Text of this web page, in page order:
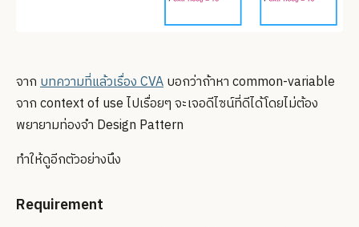
จาก บทความที่แล้วเรื่อง CVA บอกว่าถ้าหา common-variable
จาก context of use ไปเรื่อยๆ จะเจอดีไซน์ที่ดีได้โดยไม่ต้อง
พยายามท่องจำ Design Pattern
ทำให้ดูอีกตัวอย่างนึง
Requirement